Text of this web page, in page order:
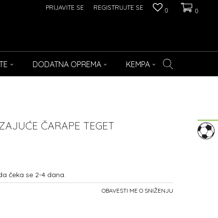
0
0
PRIJAVITE SE REGISTRUJTE SE
DODATNA OPREMA KEMPA
ČARAPE TEGET
čeka se 2-4 dana.
OBAVESTI ME O SNIŽENJU